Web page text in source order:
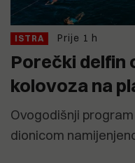
ISTRA Prije 1 h
Porečki delfin
kolovoza na
Ovogodišnji
dionicom